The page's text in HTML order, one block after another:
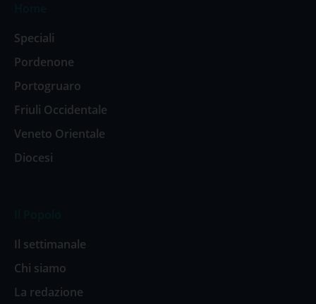
Speciali
Pordenone
Portogruaro
Friuli Occidentale
Veneto Orientale
Diocesi
Il settimanale
Chi siamo
La redazione